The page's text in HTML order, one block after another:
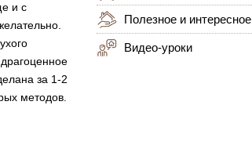
и с
за 1-2
методов.
Полезное и интересное
Видео-уроки